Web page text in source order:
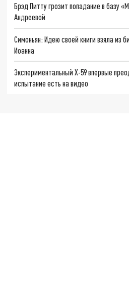
Брэд Питту грозит попадание в базу
Андреевой
Симоньян: Идею своей книги взяла из
Иоанна
Экспериментальный X-59 впервые
испытание есть на видео